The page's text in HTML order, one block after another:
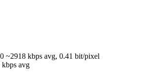
~2918 kbps avg, 0.41 bit/pixel
avg